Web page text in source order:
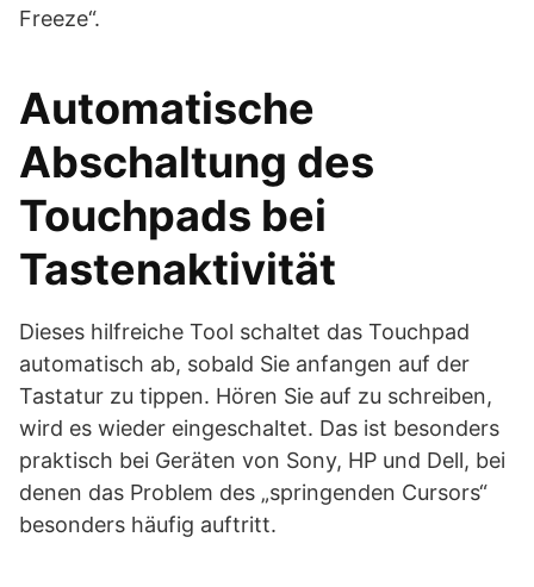
Freeze“.
Automatische
Abschaltung des
Touchpads bei
Tastenaktivität
Dieses hilfreiche Tool schaltet das Touchpad
automatisch ab, sobald Sie anfangen auf der
Tastatur zu tippen. Hören Sie auf zu schreiben,
wird es wieder eingeschaltet. Das ist besonders
praktisch bei Geräten von Sony, HP und Dell, bei
denen das Problem des „springenden Cursors“
besonders häufig auftritt.